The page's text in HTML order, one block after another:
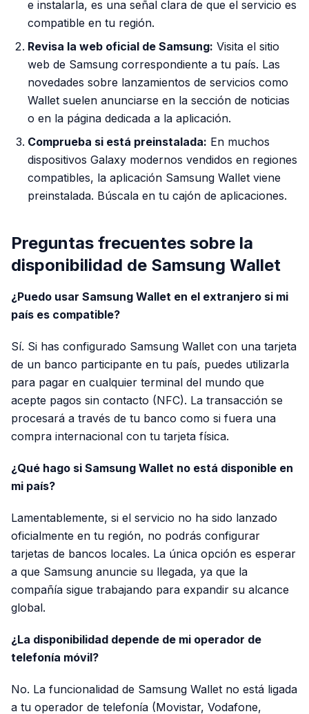
e instalarla, es una señal clara de que el servicio es
compatible en tu región.
Revisa la web oficial de Samsung: Visita el sitio
web de Samsung correspondiente a tu país. Las
novedades sobre lanzamientos de servicios como
Wallet suelen anunciarse en la sección de noticias
o en la página dedicada a la aplicación.
Comprueba si está preinstalada: En muchos
dispositivos Galaxy modernos vendidos en regiones
compatibles, la aplicación Samsung Wallet viene
preinstalada. Búscala en tu cajón de aplicaciones.
Preguntas frecuentes sobre la
disponibilidad de Samsung Wallet
¿Puedo usar Samsung Wallet en el extranjero si mi
país es compatible?
Sí. Si has configurado Samsung Wallet con una tarjeta
de un banco participante en tu país, puedes utilizarla
para pagar en cualquier terminal del mundo que
acepte pagos sin contacto (NFC). La transacción se
procesará a través de tu banco como si fuera una
compra internacional con tu tarjeta física.
¿Qué hago si Samsung Wallet no está disponible en
mi país?
Lamentablemente, si el servicio no ha sido lanzado
oficialmente en tu región, no podrás configurar
tarjetas de bancos locales. La única opción es esperar
a que Samsung anuncie su llegada, ya que la
compañía sigue trabajando para expandir su alcance
global.
¿La disponibilidad depende de mi operador de
telefonía móvil?
No. La funcionalidad de Samsung Wallet no está ligada
a tu operador de telefonía (Movistar, Vodafone,